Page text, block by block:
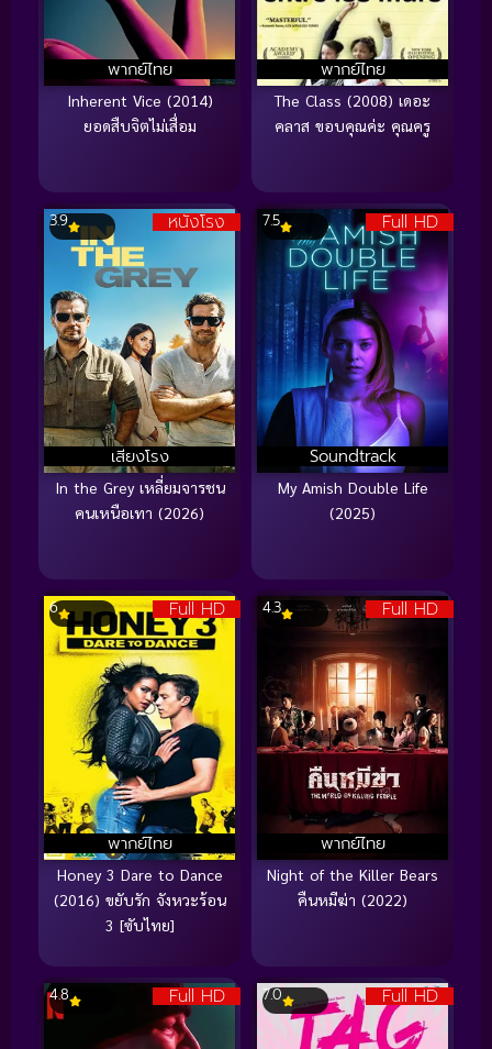
พากย์ไทย
Inherent Vice (2014)
ยอดสืบจิตไม่เสื่อม
พากย์ไทย
The Class (2008) เดอะ
คลาส ขอบคุณค่ะ คุณครู
หนังโรง
เสียงโรง
3.9
In the Grey เหลี่ยมจารชน
คนเหนือเทา (2026)
Full HD
Soundtrack
7.5
My Amish Double Life
(2025)
Full HD
พากย์ไทย
6
Honey 3 Dare to Dance
(2016) ขยับรัก จังหวะร้อน
3 [ซับไทย]
Full HD
พากย์ไทย
4.3
Night of the Killer Bears
คืนหมีฆ่า (2022)
Full HD
4.8 Full HD
7.0